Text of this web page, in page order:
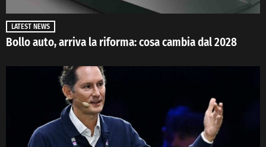
LATEST NEWS
Bollo auto, arriva la riforma: cosa cambia dal 2028